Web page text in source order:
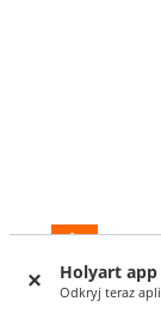
Holyart app
Odkryj teraz
-4%
Świeca Ave